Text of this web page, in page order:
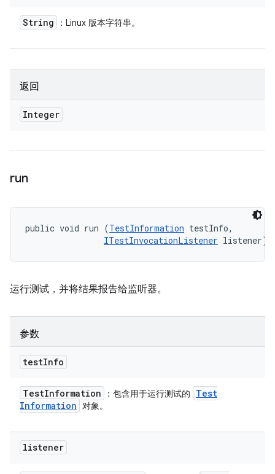
String ：Linux 版本字符串。
返回
Integer
run
public void run (TestInformation testInfo,
ITestInvocationListener listener)
运行测试，并将结果报告给监听器。
参数
testInfo
TestInformation ：包含用于运行测试的
Test
Information 对象。
listener